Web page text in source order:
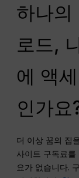
하나의
로드,
에 액
인가요
더 이상 꿈의 집
사이트 구독료
요가 없습니다.